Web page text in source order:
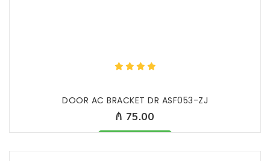
DOOR AC BRACKET DR ASF053-ZJ
₼ 75.00
Məhsul mövcüddur